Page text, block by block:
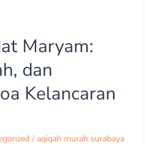
Maryam:
dan
Kelancaran
/ aqiqah murah surabaya